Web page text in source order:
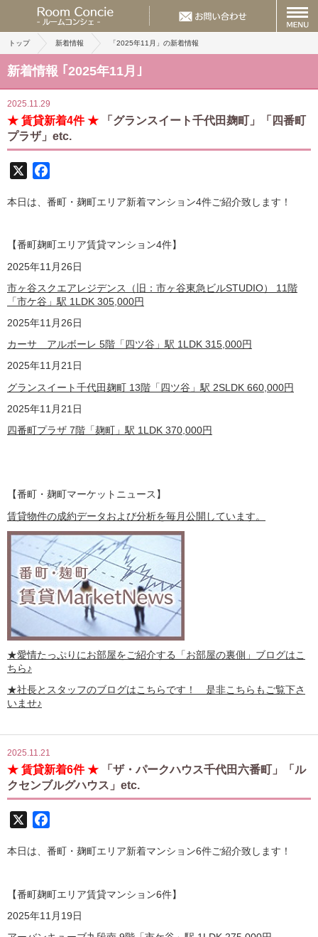
トップ 新着情報 「2025年11月」の新着情報
新着情報 ｢2025年11月｣
2025.11.29
★ 賃貸新着4件 ★
「グランスイート千代田麹町」「四番町
プラザ」etc.
本日は、番町・麹町エリア新着マンション4件ご紹介致します！
【番町麹町エリア賃貸マンション4件】
2025年11月26日
市ヶ谷スクエアレジデンス（旧：市ヶ谷東急ビルSTUDIO） 11階
「市ケ谷」駅 1LDK 305,000円
2025年11月26日
カーサ アルボーレ 5階「四ツ谷」駅 1LDK 315,000円
2025年11月21日
グランスイート千代田麹町 13階「四ツ谷」駅 2SLDK 660,000円
2025年11月21日
四番町プラザ 7階「麹町」駅 1LDK 370,000円
【番町・麹町マーケットニュース】
賃貸物件の成約データおよび分析を毎月公開しています。
★愛情たっぷりにお部屋をご紹介する 「お部屋の裏側」 ブログはこ
ちら♪
★社長とスタッフのブログはこちらです！ 是非こちらもご覧下さ
いませ♪
2025.11.21
★ 賃貸新着6件 ★
「ザ・パークハウス千代田六番町」「ル
クセンブルグハウス」etc.
本日は、番町・麹町エリア新着マンション6件ご紹介致します！
【番町麹町エリア賃貸マンション6件】
2025年11月19日